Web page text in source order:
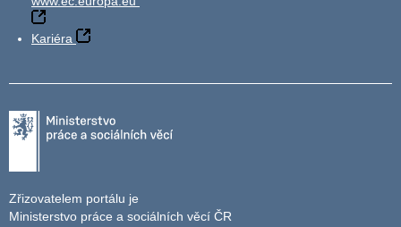
Kariéra
Zřizovatelem portálu je
Ministerstvo práce a sociálních věcí ČR